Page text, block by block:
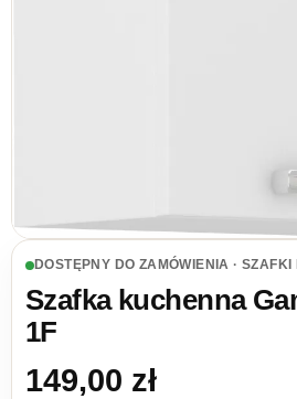
DOSTĘPNY DO ZAMÓWIENIA ·
Szafka kuchenna
1F
149,00 zł